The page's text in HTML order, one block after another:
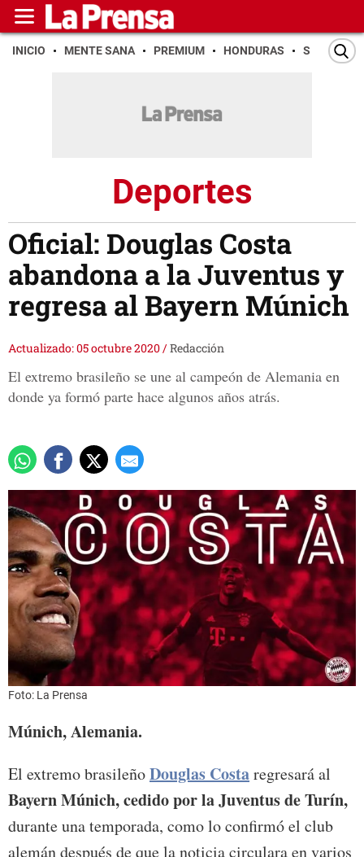
INICIO MENTE SANA PREMIUM HONDURAS SAN PEDRO
Deportes
Oficial: Douglas Costa
abandona a la Juventus y
regresa al Bayern Múnich
Actualizado: 05 octubre 2020/Redacción
El extremo brasileño se une al campeón de Alemania en
donde ya formó parte hace algunos años atrás.
Foto: La Prensa
Múnich, Alemania.
El extremo brasileñoDouglas Costaregresará al
Bayern Múnich, cedido por la Juventus de Turín,
durante una temporada, como lo confirmó el club
alemán después de que la noticia circulara en varios